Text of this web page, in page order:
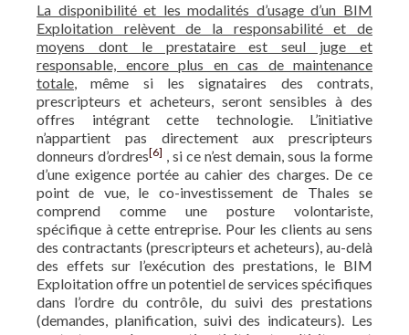
La disponibilité et les modalités d’usage d’un BIM
Exploitation relèvent de la responsabilité et de
moyens dont le prestataire est seul juge et
responsable, encore plus en cas de maintenance
totale, même si les signataires des contrats,
prescripteurs et acheteurs, seront sensibles à des
offres intégrant cette technologie. L’initiative
n’appartient pas directement aux prescripteurs
donneurs d’ordres[6] , si ce n’est demain, sous la forme
d’une exigence portée au cahier des charges. De ce
point de vue, le co-investissement de Thales se
comprend comme une posture volontariste,
spécifique à cette entreprise. Pour les clients au sens
des contractants (prescripteurs et acheteurs), au-delà
des effets sur l’exécution des prestations, le BIM
Exploitation offre un potentiel de services spécifiques
dans l’ordre du contrôle, du suivi des prestations
(demandes, planification, suivi des indicateurs). Les